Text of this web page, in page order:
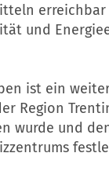
und
ist ein
Region
wurde und